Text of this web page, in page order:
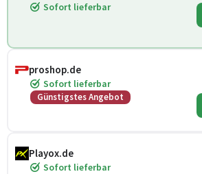
Sofort lieferbar
proshop.de
Sofort lieferbar
Günstigstes Angebot
Playox.de
Sofort lieferbar